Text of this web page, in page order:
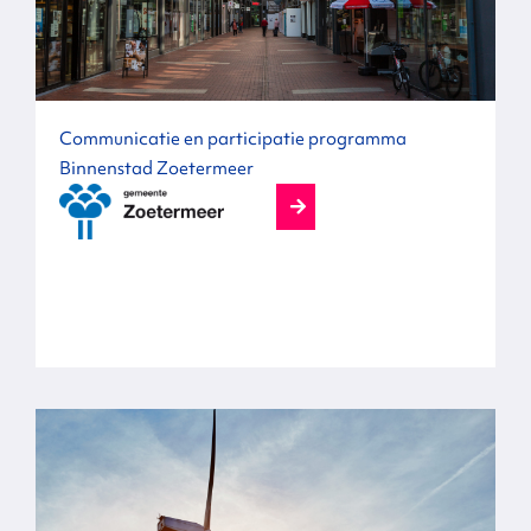
Communicatie en participatie programma
Binnenstad Zoetermeer